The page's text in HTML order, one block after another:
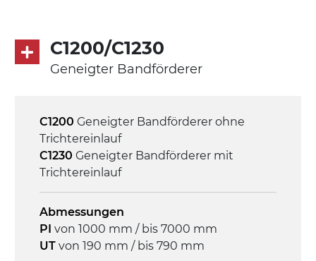
3,4 m/Minute
Steuerung
C1200/C1230
Geneigter Bandförderer
C1200 Geneigter Bandförderer ohne
Trichtereinlauf
C1230 Geneigter Bandförderer mit
Trichtereinlauf
Abmessungen
PI von 1000 mm / bis 7000 mm
UT von 190 mm / bis 790 mm